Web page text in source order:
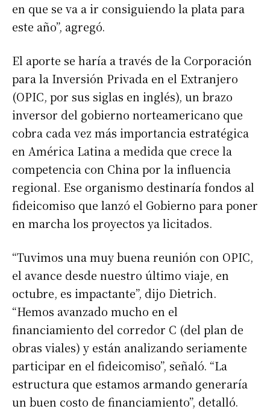
en que se va a ir consiguiendo la plata para
este año”, agregó.
El aporte se haría a través de la Corporación
para la Inversión Privada en el Extranjero
(OPIC, por sus siglas en inglés), un brazo
inversor del gobierno norteamericano que
cobra cada vez más importancia estratégica
en América Latina a medida que crece la
competencia con China por la influencia
regional. Ese organismo destinaría fondos al
fideicomiso que lanzó el Gobierno para poner
en marcha los proyectos ya licitados.
“Tuvimos una muy buena reunión con OPIC,
el avance desde nuestro último viaje, en
octubre, es impactante”, dijo Dietrich.
“Hemos avanzado mucho en el
financiamiento del corredor C (del plan de
obras viales) y están analizando seriamente
participar en el fideicomiso”, señaló. “La
estructura que estamos armando generaría
un buen costo de financiamiento”, detalló.